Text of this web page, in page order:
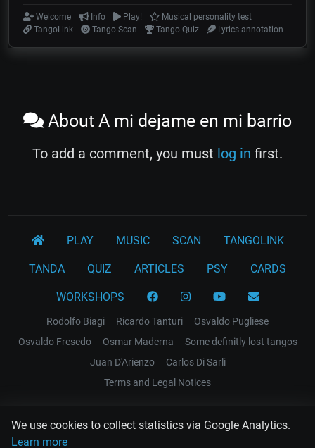
We use cookies to collect statistics via Google Analytics.
Learn more
Welcome Info Play!
Musical personality test
TangoLink
Tango Scan Tango Quiz Lyrics annotation
About A mi dejame en mi barrio
To add a comment, you must log in first.
PLAY MUSIC SCAN TANGOLINK
TANDA QUIZ ARTICLES PSY CARDS
WORKSHOPS
Rodolfo Biagi Ricardo Tanturi
Osvaldo Pugliese
Osvaldo Fresedo
Osmar Maderna
Some definitly lost tangos
Juan D'Arienzo
Carlos Di Sarli
Terms and Legal Notices
EL RECODO TANGO